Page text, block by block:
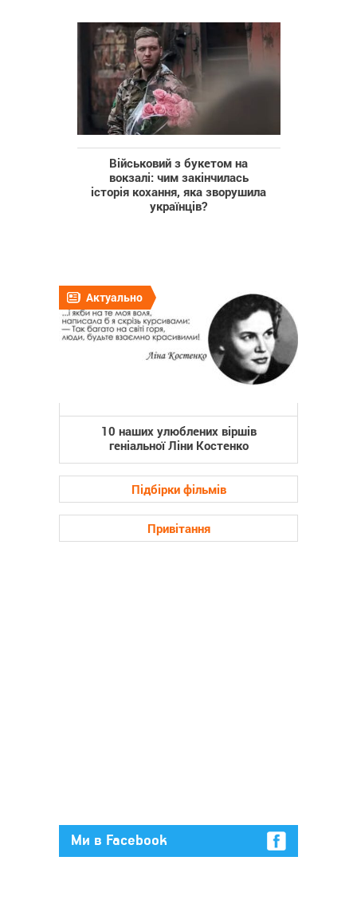
Військовий з букетом на
вокзалі: чим закінчилась
історія кохання, яка зворушила
українців?
Актуально
10 наших улюблених віршів
геніальної Ліни Костенко
Підбірки фільмів
Привітання
Ми в Facebook